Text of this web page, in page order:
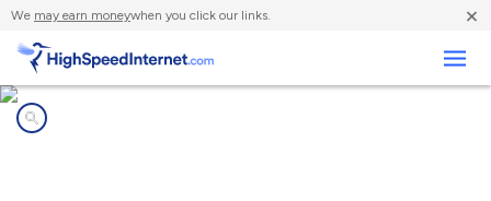
We may earn moneywhen you click our links. ×